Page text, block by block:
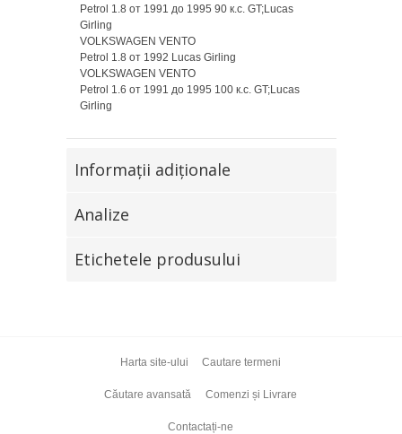
Petrol 1.8 от 1991 до 1995 90 к.с. GT;Lucas
Girling
VOLKSWAGEN VENTO
Petrol 1.8 от 1992 Lucas Girling
VOLKSWAGEN VENTO
Petrol 1.6 от 1991 до 1995 100 к.с. GT;Lucas
Girling
Informaţii adiţionale
Analize
Etichetele produsului
Harta site-ului Cautare termeni
Căutare avansată Comenzi și Livrare
Contactați-ne